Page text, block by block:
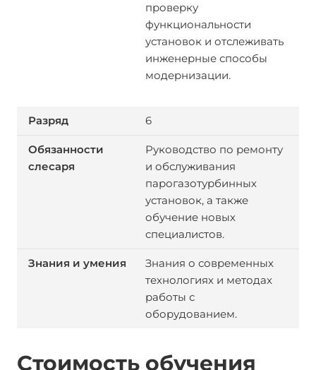
проверку
функциональности
установок и отслеживать
инженерные способы
модернизации.
6
Руководство по ремонту
и обслуживания
парогазотурбинных
установок, а также
обучение новых
специалистов.
Знания о современных
технологиях и методах
работы с
оборудованием.
Стоимость обучения